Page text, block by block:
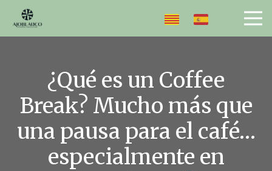
¿Qué es un Coffee
Break? Mucho más que
una pausa para el café…
especialmente en